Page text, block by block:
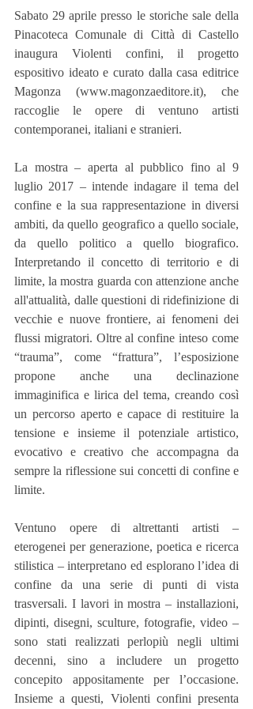
Sabato 29 aprile presso le storiche sale della
Pinacoteca Comunale di Città di Castello
inaugura Violenti confini, il progetto
espositivo ideato e curato dalla casa editrice
Magonza (www.magonzaeditore.it), che
raccoglie le opere di ventuno artisti
contemporanei, italiani e stranieri.
La mostra – aperta al pubblico fino al 9
luglio 2017 – intende indagare il tema del
confine e la sua rappresentazione in diversi
ambiti, da quello geografico a quello sociale,
da quello politico a quello biografico.
Interpretando il concetto di territorio e di
limite, la mostra guarda con attenzione anche
all'attualità, dalle questioni di ridefinizione di
vecchie e nuove frontiere, ai fenomeni dei
flussi migratori. Oltre al confine inteso come
“trauma”, come “frattura”, l’esposizione
propone anche una declinazione
immaginifica e lirica del tema, creando così
un percorso aperto e capace di restituire la
tensione e insieme il potenziale artistico,
evocativo e creativo che accompagna da
sempre la riflessione sui concetti di confine e
limite.
Ventuno opere di altrettanti artisti –
eterogenei per generazione, poetica e ricerca
stilistica – interpretano ed esplorano l’idea di
confine da una serie di punti di vista
trasversali. I lavori in mostra – installazioni,
dipinti, disegni, sculture, fotografie, video –
sono stati realizzati perlopiù negli ultimi
decenni, sino a includere un progetto
concepito appositamente per l’occasione.
Insieme a questi, Violenti confini presenta